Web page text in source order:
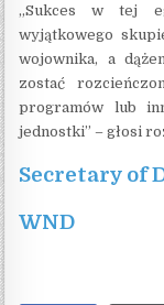
„Sukces w tej
wyjątkowego
wojownika, a
zostać
programów lub
jednostki” – głosi
Secretary of
WND